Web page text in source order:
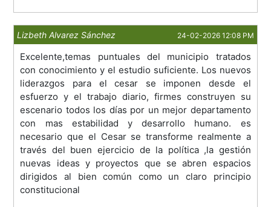
Lizbeth Alvarez Sánchez 24-02-2026 12:08 PM
Excelente,temas puntuales del municipio tratados
con conocimiento y el estudio suficiente. Los nuevos
liderazgos para el cesar se imponen desde el
esfuerzo y el trabajo diario, firmes construyen su
escenario todos los días por un mejor departamento
con mas estabilidad y desarrollo humano. es
necesario que el Cesar se transforme realmente a
través del buen ejercicio de la política ,la gestión
nuevas ideas y proyectos que se abren espacios
dirigidos al bien común como un claro principio
constitucional